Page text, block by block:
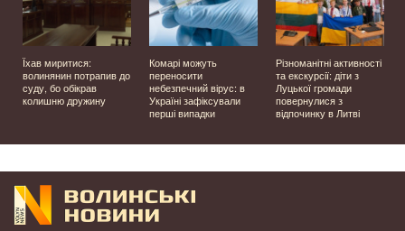
Їхав миритися:
волинянин потрапив до
суду, бо обікрав
колишню дружину
Комарі можуть
переносити
небезпечний вірус: в
Україні зафіксували
перші випадки
Різноманітні активності
та екскурсії: діти з
Луцької громади
повернулися з
відпочинку в Литві